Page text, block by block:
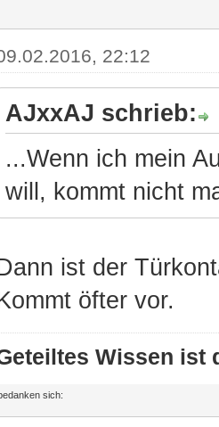
22:12
AJxxAJ schrieb:
...Wenn ich mein
will, kommt nicht
ist der
öfter vor.
Wissen ist
sich: